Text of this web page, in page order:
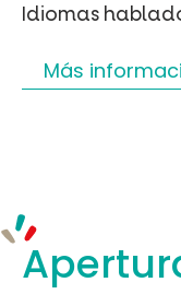
Idiomas
Más